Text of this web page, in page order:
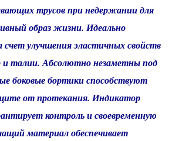
трусов при недержании для
образ жизни. Идеально
счет улучшения эластичных свойств
и талии. Абсолютно незаметны под
боковые бортики способствуют
от протекания. Индикатор
контроль и своевременную
материал обеспечивает